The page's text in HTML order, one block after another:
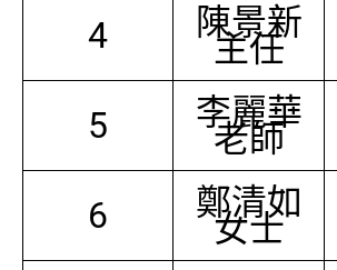
4 陳景新
主任
5 李麗華
老師
6 鄭清如
女士